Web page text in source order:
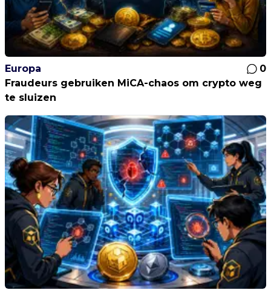
Europa
0
Fraudeurs gebruiken MiCA-chaos om crypto weg
te sluizen